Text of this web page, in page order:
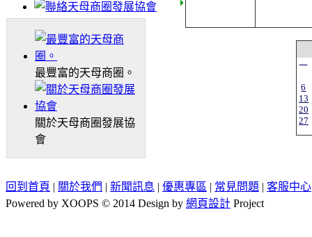
最豐富的天母商圈。
關於天母商圈發展協
會
一
6
13
20
27
回到首頁 | 關於我們 | 新聞訊息 | 優惠專區 | 常見問題 | 客服中心
Powered by XOOPS © 2014 Design by 網頁設計 Project